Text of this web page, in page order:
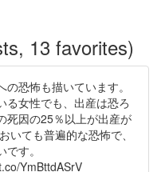
13 favorites)
の恐怖も描いています。
る女性でも、出産は恐ろ
死因の25％以上が出産が
いても普遍的な恐怖で、
す。
YmBttdASrV